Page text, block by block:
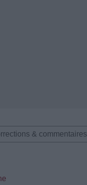
& commentaires